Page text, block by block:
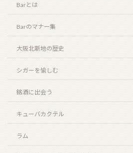
Barとは
Barのマナー集
大阪北新地の歴史
シガーを愉しむ
銘酒に出会う
キューバカクテル
ラム
SUNTORY WHISKY
2026年3月20日